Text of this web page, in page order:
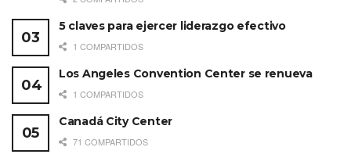
Oportunidades de negocios
Liderazgo
5 claves para ejercer liderazgo efectivo
1 COMPARTIDOS
Los Angeles Convention Center se renueva
1 COMPARTIDOS
Canadá City Center
71 COMPARTIDOS